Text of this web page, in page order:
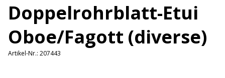
Doppelrohrblatt-Etui
Oboe/Fagott (diverse)
Artikel-Nr.: 207443